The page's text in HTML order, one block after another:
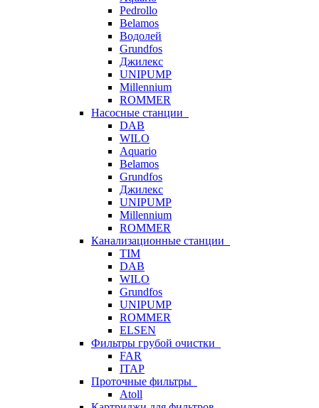
Pedrollo
Belamos
Водолей
Grundfos
Джилекс
UNIPUMP
Millennium
ROMMER
Насосные станции
DAB
WILO
Aquario
Belamos
Grundfos
Джилекс
UNIPUMP
Millennium
ROMMER
Канализационные станции
TIM
DAB
WILO
Grundfos
UNIPUMP
ROMMER
ELSEN
Фильтры грубой очистки
FAR
ITAP
Проточные фильтры
Atoll